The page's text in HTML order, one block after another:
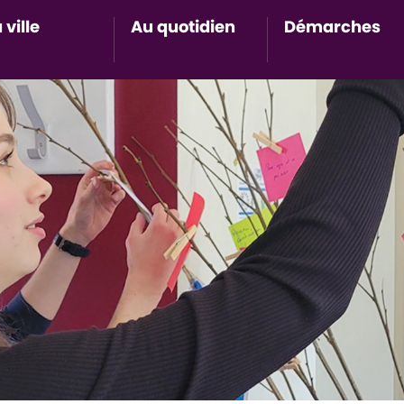
ville Au quotidien
Accès au sous-menu de
Démarches
Accès